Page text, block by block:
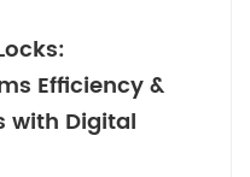
Efficiency &
with Digital